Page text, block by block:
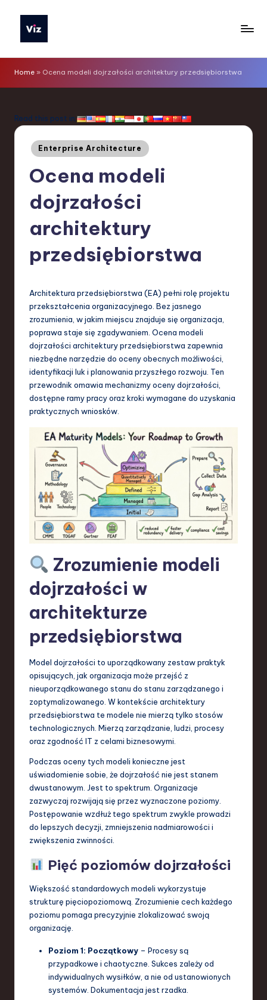
iz
T
o
ls
P
T
w
T
Home » Ocena modeli dojrzałości architektury przedsiębiorstwa
Read this post in:
Posted
in
Enterprise Architecture
Ocena modeli
dojrzałości
architektury
przedsiębiorstwa
Architektura przedsiębiorstwa (EA) pełni rolę projektu
przekształcenia organizacyjnego. Bez jasnego
zrozumienia, w jakim miejscu znajduje się organizacja,
poprawa staje się zgadywaniem. Ocena modeli
dojrzałości architektury przedsiębiorstwa zapewnia
niezbędne narzędzie do oceny obecnych możliwości,
identyfikacji luk i planowania przyszłego rozwoju. Ten
przewodnik omawia mechanizmy oceny dojrzałości,
dostępne ramy pracy oraz kroki wymagane do uzyskania
praktycznych wniosków.
Zrozumienie modeli
dojrzałości w
architekturze
przedsiębiorstwa
Model dojrzałości to uporządkowany zestaw praktyk
opisujących, jak organizacja może przejść z
nieuporządkowanego stanu do stanu zarządzanego i
zoptymalizowanego. W kontekście architektury
przedsiębiorstwa te modele nie mierzą tylko stosów
technologicznych. Mierzą zarządzanie, ludzi, procesy
oraz zgodność IT z celami biznesowymi.
Podczas oceny tych modeli konieczne jest
uświadomienie sobie, że dojrzałość nie jest stanem
dwustanowym. Jest to spektrum. Organizacje
zazwyczaj rozwijają się przez wyznaczone poziomy.
Postępowanie wzdłuż tego spektrum zwykle prowadzi
do lepszych decyzji, zmniejszenia nadmiarowości i
zwiększenia zwinności.
Pięć poziomów dojrzałości
Większość standardowych modeli wykorzystuje
strukturę pięciopoziomową. Zrozumienie cech każdego
poziomu pomaga precyzyjnie zlokalizować swoją
organizację.
Poziom 1: Początkowy – Procesy są
przypadkowe i chaotyczne. Sukces zależy od
indywidualnych wysiłków, a nie od ustanowionych
systemów. Dokumentacja jest rzadka.